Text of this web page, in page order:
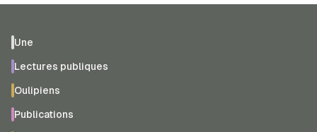
Une
Lectures publiques
Oulipiens
Publications